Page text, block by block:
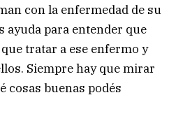
con la enfermedad de su
ayuda para entender que
tratar a ese enfermo y
Siempre hay que mirar
cosas buenas podés